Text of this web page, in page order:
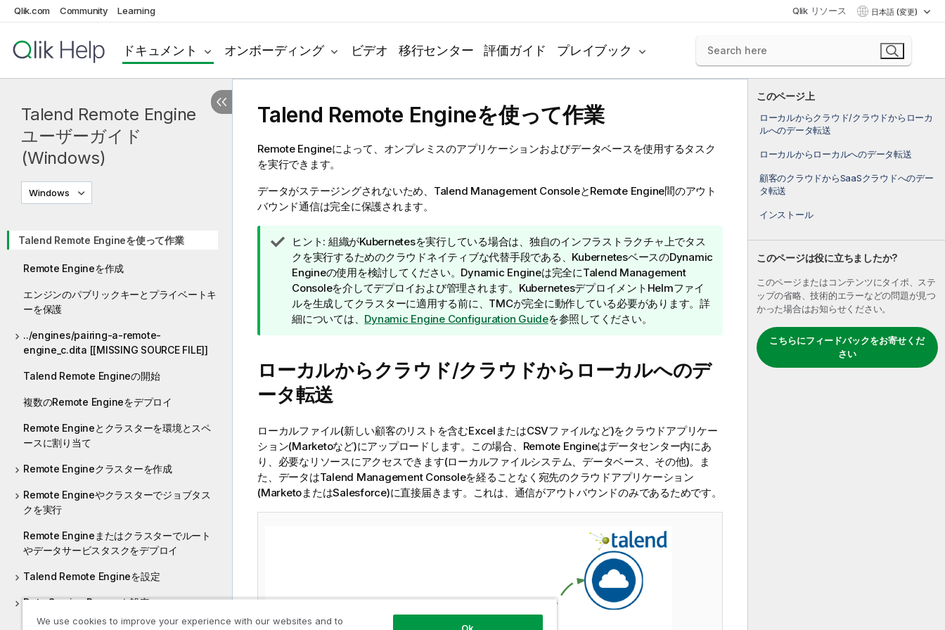
Qlik.com Community Learning Qlik リソース 日本語 (変更)
ドキュメント オンボーディング ビデオ 移行センター 評価ガイド プレイブック
Talend Remote Engine
ユーザーガイド
(Windows)
Windows
Talend Remote Engineを使って作業
Remote Engineを作成
エンジンのパブリックキーとプライベートキ
ーを保護
../engines/pairing-a-remote-
engine_c.dita [[MISSING SOURCE FILE]]
Talend Remote Engineの開始
複数のRemote Engineをデプロイ
Remote Engineとクラスターを環境とスペ
ースに割り当て
Remote Engineクラスターを作成
Remote Engineやクラスターでジョブタス
クを実行
Remote Engineまたはクラスターでルート
やデータサービスタスクをデプロイ
Talend Remote Engineを設定
Data Service Runnerを設定
このページ上
ローカルからクラウド/クラウドからローカ
ルへのデータ転送
ローカルからローカルへのデータ転送
顧客のクラウドからSaaSクラウドへのデー
タ転送
インストール
このページは役に立ちましたか?
このページまたはコンテンツにタイポ、ステ
ップの省略、技術的エラーなどの問題が見つ
かった場合はお知らせください。
こちらにフィードバックをお寄せくだ
さい
Talend Remote Engineを使って作業
Remote Engineによって、オンプレミスのアプリケーションおよびデータベースを使用するタスク
を実行できます。
データがステージングされないため、 Talend Management ConsoleとRemote Engine間のアウト
バウンド通信は完全に保護されます。
情
報
メ
モ
ヒント: 組織がKubernetesを実行している場合は、独自のインフラストラクチャ上でタス
クを実行するためのクラウドネイティブな代替手段である、KubernetesベースのDynamic
Engineの使用を検討してください。 Dynamic Engineは完全にTalend Management
Consoleを介してデプロイおよび管理されます。KubernetesデプロイメントHelmファイ
ルを生成してクラスターに適用する前に、TMCが完全に動作している必要があります。詳
細については、 Dynamic Engine Configuration Guideを参照してください。
ローカルからクラウド/クラウドからローカルへのデ
ータ転送
ローカルファイル(新しい顧客のリストを含むExcelまたはCSVファイルなど)をクラウドアプリケー
ション(Marketoなど)にアップロードします。この場合、Remote Engineはデータセンター内にあ
り、必要なリソースにアクセスできます(ローカルファイルシステム、データベース、その他)。ま
た、データはTalend Management Consoleを経ることなく宛先のクラウドアプリケーション
(MarketoまたはSalesforce)に直接届きます。これは、通信がアウトバウンドのみであるためです。
We use cookies to improve your experience with our websites and to